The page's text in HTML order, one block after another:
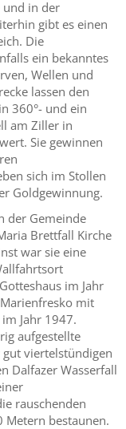
und in der
gibt es einen
Die
ein bekanntes
Wellen und
lassen den
360°- und ein
am Ziller in
Sie gewinnen
sich im Stollen
Goldgewinnung.
der Gemeinde
Brettfall Kirche
war sie eine
im Jahr
mit
Jahr 1947.
aufgestellte
viertelstündigen
Dalfazer Wasserfall
rauschenden
Metern bestaunen.